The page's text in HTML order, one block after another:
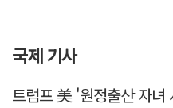
국제 기사
트럼프 美 '원정출산 자녀